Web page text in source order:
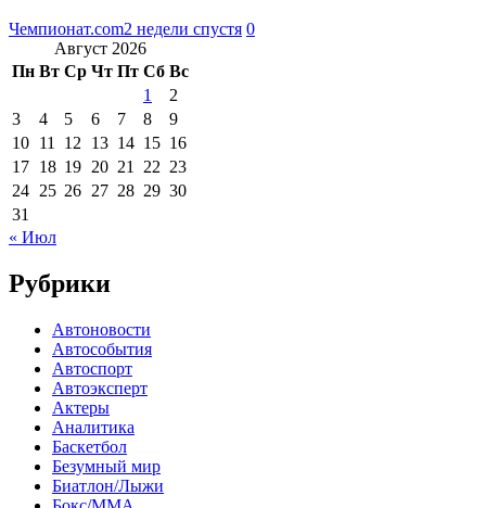
Чемпионат.com2 недели спустя 0
Август 2026
Пн Вт Ср Чт Пт Сб Вс
1
2
3
4 5 6 7 8
9
10 11 12 13 14 15 16
17 18 19 20 21 22 23
24 25 26 27 28 29 30
31
« Июл
Рубрики
Автоновости
Автособытия
Автоспорт
Автоэксперт
Актеры
Аналитика
Баскетбол
Безумный мир
Биатлон/Лыжи